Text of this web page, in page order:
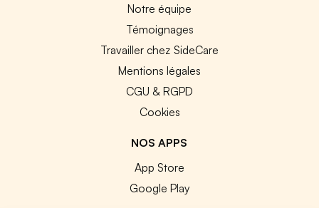
Notre équipe
Témoignages
Travailler chez SideCare
Mentions légales
CGU & RGPD
Cookies
NOS APPS
App Store
Google Play